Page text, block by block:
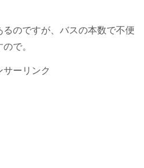
のですが、バスの本数で不便
で。
サーリンク